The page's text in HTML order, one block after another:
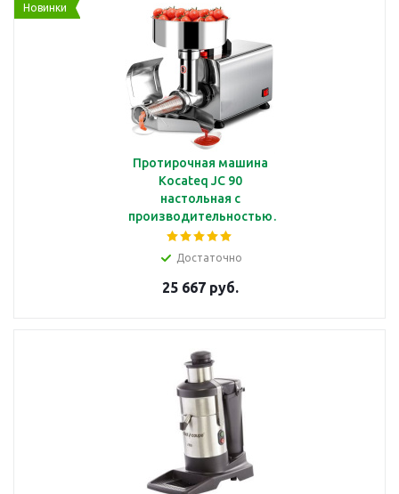
Новинки
Протирочная машина
Kocateq JC 90
настольная с
производительностью
90 кг/ч
Достаточно
25 667 руб.